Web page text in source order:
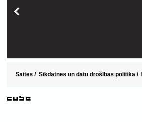
Saites / Sīkdatnes un datu drošības politika /